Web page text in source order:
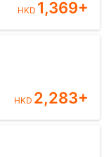
HKD 1,369+
HKD 2,283+